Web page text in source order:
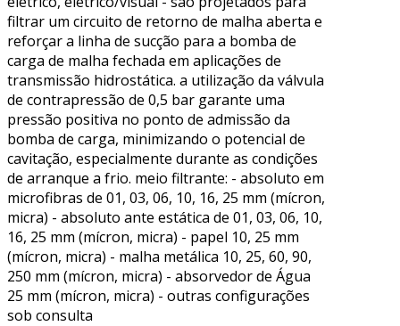
filtrar um circuito de retorno de malha aberta e
reforçar a linha de sucção para a bomba de
carga de malha fechada em aplicações de
transmissão hidrostática. a utilização da válvula
de contrapressão de 0,5 bar garante uma
pressão positiva no ponto de admissão da
bomba de carga, minimizando o potencial de
cavitação, especialmente durante as condições
de arranque a frio. meio filtrante: - absoluto em
microfibras de 01, 03, 06, 10, 16, 25 mm (mícron,
micra) - absoluto ante estática de 01, 03, 06, 10,
16, 25 mm (mícron, micra) - papel 10, 25 mm
(mícron, micra) - malha metálica 10, 25, 60, 90,
250 mm (mícron, micra) - absorvedor de Água
25 mm (mícron, micra) - outras configurações
sob consulta